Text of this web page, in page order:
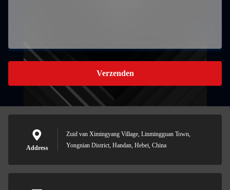
Verzenden
Address
Zuid van Ximingyang Village, Linmingguan Town,
Yongnian District, Handan, Hebei, China